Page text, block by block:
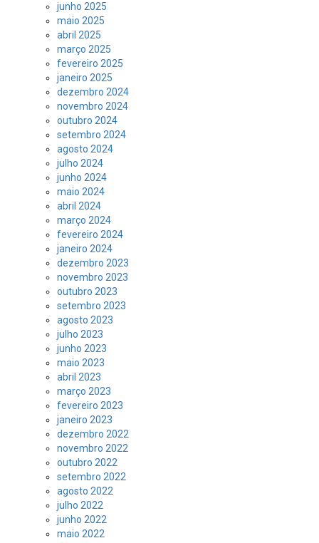
junho 2025
maio 2025
abril 2025
março 2025
fevereiro 2025
janeiro 2025
dezembro 2024
novembro 2024
outubro 2024
setembro 2024
agosto 2024
julho 2024
junho 2024
maio 2024
abril 2024
março 2024
fevereiro 2024
janeiro 2024
dezembro 2023
novembro 2023
outubro 2023
setembro 2023
agosto 2023
julho 2023
junho 2023
maio 2023
abril 2023
março 2023
fevereiro 2023
janeiro 2023
dezembro 2022
novembro 2022
outubro 2022
setembro 2022
agosto 2022
julho 2022
junho 2022
maio 2022